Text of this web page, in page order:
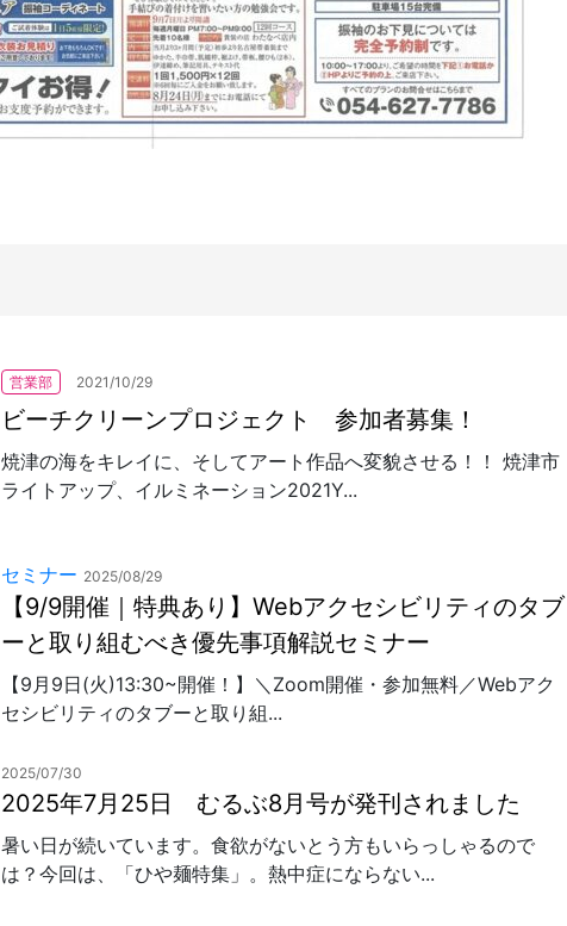
営業部 2021/10/29
ビーチクリーンプロジェクト 参加者募集！
焼津の海をキレイに、そしてアート作品へ変貌させる！！ 焼津市
ライトアップ、イルミネーション2021Y...
セミナー 2025/08/29
【9/9開催｜特典あり】Webアクセシビリティのタブ
ーと取り組むべき優先事項解説セミナー
【9月9日(火)13:30~開催！】＼Zoom開催・参加無料／Webアク
セシビリティのタブーと取り組...
2025/07/30
2025年7月25日 むるぶ8月号が発刊されました
暑い日が続いています。食欲がないとう方もいらっしゃるので
は？今回は、「ひや麺特集」。熱中症にならない...